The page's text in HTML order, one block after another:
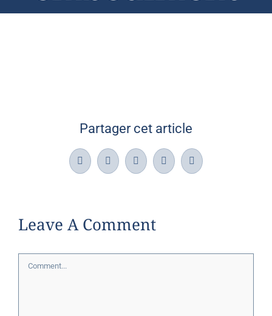
Partager cet article
Facebook
X LinkedInPinterestEmail
Leave A Comment
Comment